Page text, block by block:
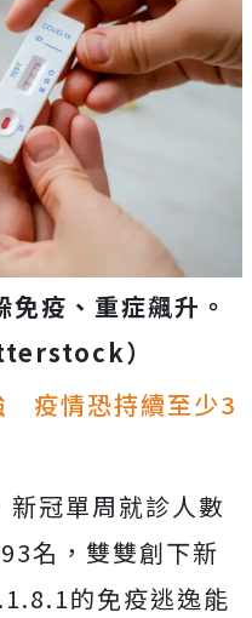
疫、重症飆升。
）
疫情恐持續至少3
冠單周就診人數
名，雙雙創下新
的免疫逃逸能